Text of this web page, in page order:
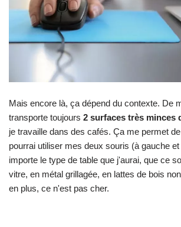
Mais encore là, ça dépend du contexte. De
transporte toujours 2 surfaces très minces
je travaille dans des cafés. Ça me permet
pourrai utiliser mes deux souris (à gauche
importe le type de table que j'aurai, que ce
vitre, en métal grillagée, en lattes de bois
en plus, ce n'est pas cher.